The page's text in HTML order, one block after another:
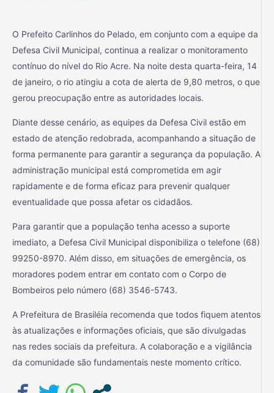
O Prefeito Carlinhos do Pelado, em conjunto com a equipe da
Defesa Civil Municipal, continua a realizar o monitoramento
contínuo do nível do Rio Acre. Na noite desta quarta-feira, 14
de janeiro, o rio atingiu a cota de alerta de 9,80 metros, o que
gerou preocupação entre as autoridades locais.
Diante desse cenário, as equipes da Defesa Civil estão em
estado de atenção redobrada, acompanhando a situação de
forma permanente para garantir a segurança da população. A
administração municipal está comprometida em agir
rapidamente e de forma eficaz para prevenir qualquer
eventualidade que possa afetar os cidadãos.
Para garantir que a população tenha acesso a suporte
imediato, a Defesa Civil Municipal disponibiliza o telefone (68)
99250-8970. Além disso, em situações de emergência, os
moradores podem entrar em contato com o Corpo de
Bombeiros pelo número (68) 3546-5743.
A Prefeitura de Brasiléia recomenda que todos fiquem atentos
às atualizações e informações oficiais, que são divulgadas
nas redes sociais da prefeitura. A colaboração e a vigilância
da comunidade são fundamentais neste momento crítico.